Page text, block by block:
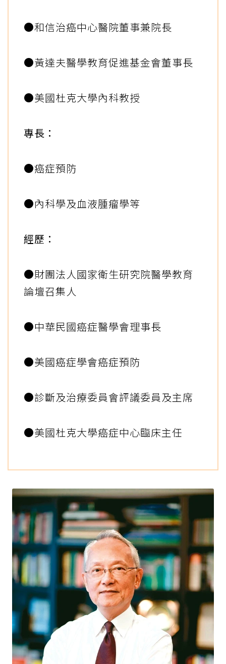
●和信治癌中心醫院董事兼院長
●黃達夫醫學教育促進基金會董事長
●美國杜克大學內科教授
專長：
●癌症預防
●內科學及血液腫瘤學等
經歷：
●財團法人國家衛生研究院醫學教育
論壇召集人
●中華民國癌症醫學會理事長
●美國癌症學會癌症預防
●診斷及治療委員會評議委員及主席
●美國杜克大學癌症中心臨床主任